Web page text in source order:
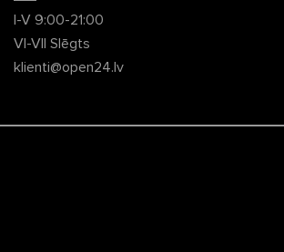
I-V 9:00-21:00
VI-VII Slēgts
klienti@open24.lv